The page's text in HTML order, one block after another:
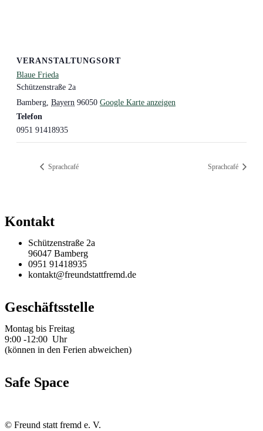
VERANSTALTUNGSORT
Blaue Frieda
Schützenstraße 2a
Bamberg, Bayern 96050 Google Karte anzeigen
Telefon
0951 91418935
Sprachcafé Sprachcafé
Kontakt
Schützenstraße 2a
96047 Bamberg
0951 91418935
kontakt@freundstattfremd.de
Geschäftsstelle
Montag bis Freitag
9:00 -12:00 Uhr
(können in den Ferien abweichen)
Safe Space
© Freund statt fremd e. V.